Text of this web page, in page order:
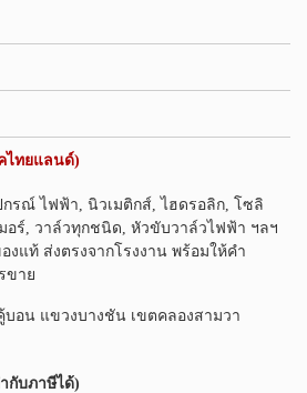
ไทยแลนด์)
รณ์ ไฟฟ้า, นิวเมติกส์, ไฮดรอลิก, โซลิ
อร์, วาล์วทุกชนิด, หัวขับวาล์วไฟฟ้า ฯลฯ
งแท้ ส่งตรงจากโรงงาน พร้อมให้คำ
ขาย
บอน แขวงบางชัน เขตคลองสามวา
กับภาษีได้)